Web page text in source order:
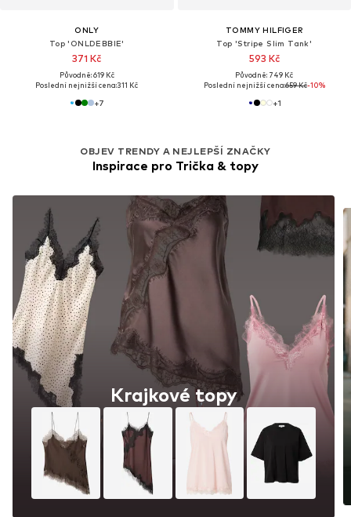
ONLY
Top 'ONLDEBBIE'
371 Kč
Původně: 619 Kč
Poslední nejnižší cena:311 Kč
+7
TOMMY HILFIGER
Top 'Stripe Slim Tank'
593 Kč
Původně: 749 Kč
Poslední nejnižší cena:659 Kč-10%
+1
OBJEV TRENDY A NEJLEPŠÍ ZNAČKY
Inspirace pro Trička & topy
Krajkové topy